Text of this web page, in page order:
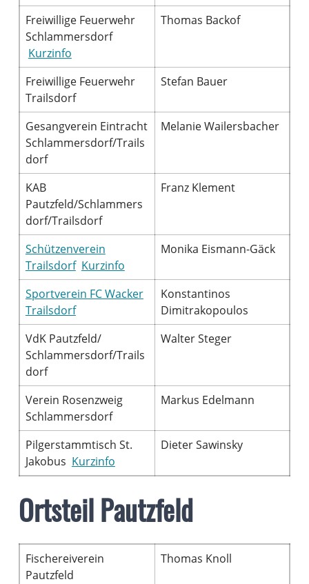
Freiwillige Feuerwehr
Schlammersdorf
Kurzinfo
Thomas Backof
Freiwillige Feuerwehr
Trailsdorf
Stefan Bauer
Gesangverein Eintracht
Schlammersdorf/Trails
dorf
Melanie Wailersbacher
KAB
Pautzfeld/Schlammers
dorf/Trailsdorf
Franz Klement
Schützenverein
Trailsdorf Kurzinfo
Monika Eismann-Gäck
Sportverein FC Wacker
Trailsdorf
Konstantinos
Dimitrakopoulos
VdK Pautzfeld/
Schlammersdorf/Trails
dorf
Walter Steger
Verein Rosenzweig
Schlammersdorf
Markus Edelmann
Pilgerstammtisch St.
Jakobus Kurzinfo
Dieter Sawinsky
Ortsteil Pautzfeld
Fischereiverein
Pautzfeld
Thomas Knoll